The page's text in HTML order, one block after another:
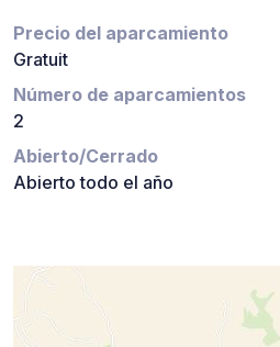
Precio del aparcamiento
Gratuit
Número de aparcamientos
2
Abierto/Cerrado
Abierto todo el año